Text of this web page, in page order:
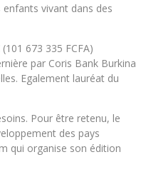
vivant dans des
673 335 FCFA)
par Coris Bank Burkina
Egalement lauréat du
Pour être retenu, le
des pays
qui organise son édition